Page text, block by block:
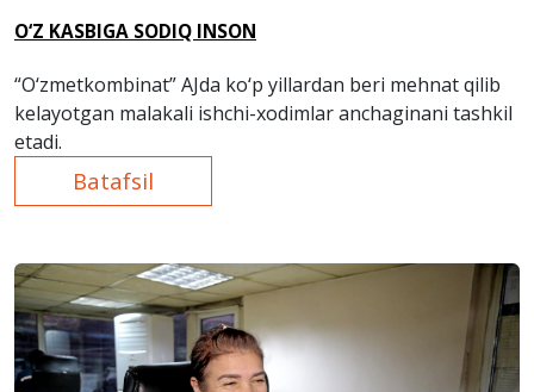
O‘Z KASBIGA SODIQ INSON
“O‘zmetkombinat” AJda ko‘p yillardan beri mehnat qilib
kelayotgan malakali ishchi-xodimlar anchaginani tashkil
etadi.
Batafsil